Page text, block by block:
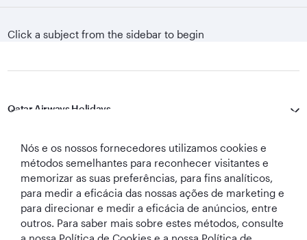
Click a subject from the sidebar to begin
Qatar Airways Holidays
Nós e os nossos fornecedores utilizamos cookies e
métodos semelhantes para reconhecer visitantes e
memorizar as suas preferências, para fins analíticos,
para medir a eficácia das nossas ações de marketing e
para direcionar e medir a eficácia de anúncios, entre
outros. Para saber mais sobre estes métodos, consulte